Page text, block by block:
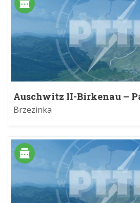
Auschwitz II-Birkenau –
Muzeum Auschwitz-
Oświęcimiu
Brzezinka